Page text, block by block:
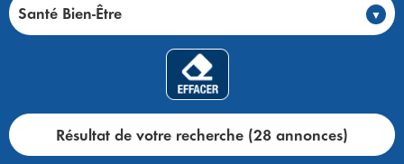
Santé Bien-Être
Résultat de votre recherche (28 annonces)